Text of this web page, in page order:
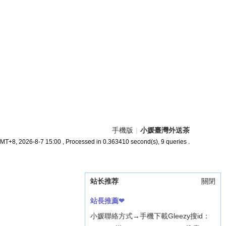
關閉
站长推荐
站長推薦❤
小媛聯絡方式→手機下載Gleezy搜id：
手機版 | 小媛臺灣外送茶
2026-8-7 15:00 , Processed in 0.363410 second(s), 9 queries .